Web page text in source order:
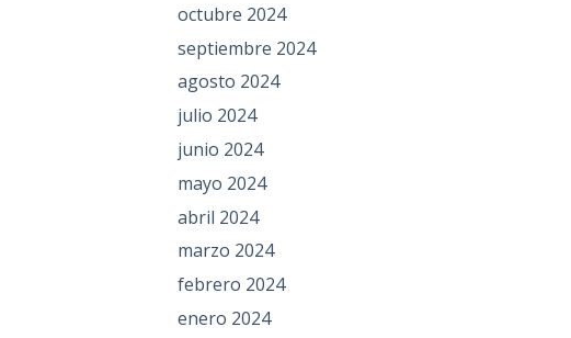
octubre 2024
septiembre 2024
agosto 2024
julio 2024
junio 2024
mayo 2024
abril 2024
marzo 2024
febrero 2024
enero 2024